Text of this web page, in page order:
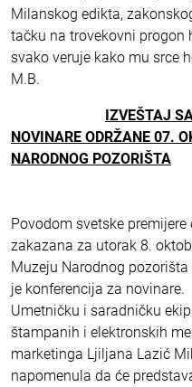
Milanskog edikta,
tačku na trovekovni progon
svako veruje kako mu srce
M.B.
IZVEŠTAJ
NOVINARE ODRŽANE 07.
NARODNOG POZORIŠTA
Povodom svetske premijere
zakazana za utorak 8.
Muzeju Narodnog
je konferencija za novinare.
Umetničku i saradničku
štampanih i elektronskih
marketinga Ljiljana Lazić
napomenula da će